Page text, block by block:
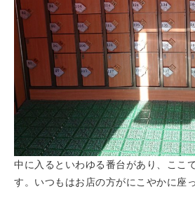
中に入るといわゆる番台があり、ここ
す。いつもはお店の方がにこやかに座